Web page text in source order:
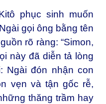
phục sinh muốn
gọi ông bằng tên
rõ ràng: “Simon,
này đã diễn tả lòng
Ngài đón nhận con
vẹn và tận gốc rễ,
thăng trầm hay